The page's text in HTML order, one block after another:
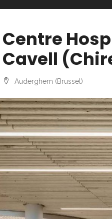
Centre
Cavell
Auderghem (Brussel)